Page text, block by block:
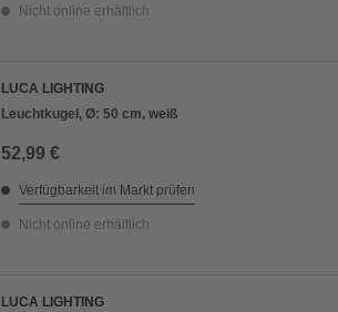
Nicht online erhältlich
LUCA LIGHTING
Leuchtkugel, Ø: 50 cm, weiß
52,99 €
Verfügbarkeit im Markt prüfen
Nicht online erhältlich
LUCA LIGHTING